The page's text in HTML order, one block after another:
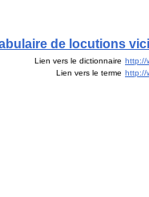
de locutions
Lien vers le dictionnaire http://
Lien vers le terme http://